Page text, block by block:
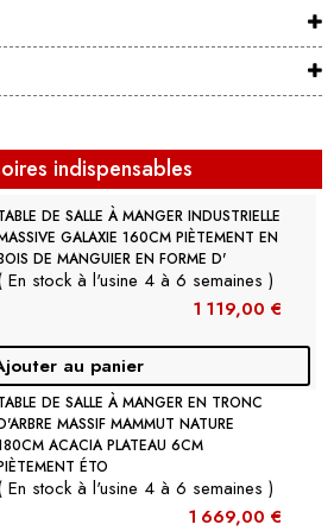
indispensables
DE SALLE À MANGER INDUSTRIELLE
GALAXIE 160CM PIÈTEMENT EN
DE MANGUIER EN FORME D'
En stock à l'usine 4 à 6 semaines )
1 119,00 €
au panier
DE SALLE À MANGER EN TRONC
MASSIF MAMMUT NATURE
ACACIA PLATEAU 6CM
ÉTO
En stock à l'usine 4 à 6 semaines )
1 669,00 €